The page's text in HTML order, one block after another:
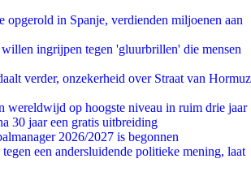
opgerold in Spanje, verdienden miljoenen aan
ingrijpen tegen 'gluurbrillen' die mensen
verder, onzekerheid over Straat van Hormuz
wereldwijd op hoogste niveau in ruim drie jaar
30 jaar een gratis uitbreiding
2026/2027 is begonnen
tegen een andersluidende politieke mening, laat